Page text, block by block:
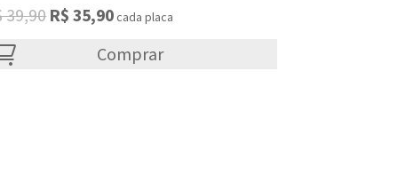
39,90 Original
R$ 35,90Current
is:
cada placa
Comprar